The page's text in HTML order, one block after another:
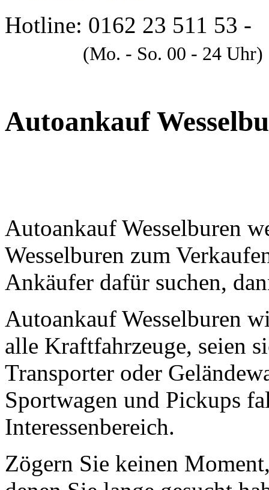
Hotline: 0162 23 511 53 -
(Mo. - So. 00 - 24 Uhr)
Autoankauf
Autoankauf Wesselburen
Wesselburen zum
Ankäufer dafür suchen,
Autoankauf Wesselburen
alle Kraftfahrzeuge, seien
Transporter oder
Sportwagen und Pickups
Interessenbereich.
Zögern Sie keinen